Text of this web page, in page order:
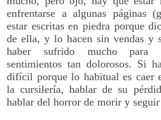
enfrentarse a algunas páginas
estar escritas en piedra porque
de ella, y lo hacen sin vendas y
haber sufrido mucho para
sentimientos tan dolorosos. Si
difícil porque lo habitual es caer
la cursilería, hablar de su
hablar del horror de morir y